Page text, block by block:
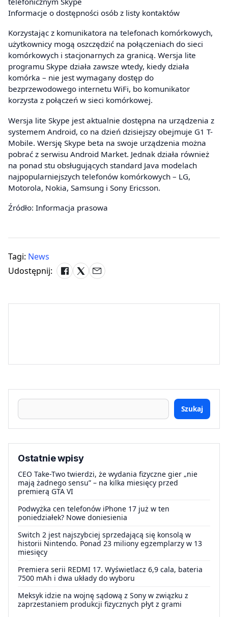
Informacje o dostępności osób z listy kontaktów
Korzystając z komunikatora na telefonach komórkowych,
użytkownicy mogą oszczędzić na połączeniach do sieci
komórkowych i stacjonarnych za granicą. Wersja lite
programu Skype działa zawsze wtedy, kiedy działa
komórka – nie jest wymagany dostęp do
bezprzewodowego internetu WiFi, bo komunikator
korzysta z połączeń w sieci komórkowej.
Wersja lite Skype jest aktualnie dostępna na urządzenia z
systemem Android, co na dzień dzisiejszy obejmuje G1 T-
Mobile. Wersję Skype beta na swoje urządzenia można
pobrać z serwisu Android Market. Jednak działa również
na ponad stu obsługujących standard Java modelach
najpopularniejszych telefonów komórkowych – LG,
Motorola, Nokia, Samsung i Sony Ericsson.
Źródło: Informacja prasowa
Tagi: News
Udostępnij:
Szukaj
Ostatnie wpisy
CEO Take-Two twierdzi, że wydania fizyczne gier „nie
mają żadnego sensu” – na kilka miesięcy przed
premierą GTA VI
Podwyżka cen telefonów iPhone 17 już w ten
poniedziałek? Nowe doniesienia
Switch 2 jest najszybciej sprzedającą się konsolą w
historii Nintendo. Ponad 23 miliony egzemplarzy w 13
miesięcy
Premiera serii REDMI 17. Wyświetlacz 6,9 cala, bateria
7500 mAh i dwa układy do wyboru
Meksyk idzie na wojnę sądową z Sony w związku z
zaprzestaniem produkcji fizycznych płyt z grami